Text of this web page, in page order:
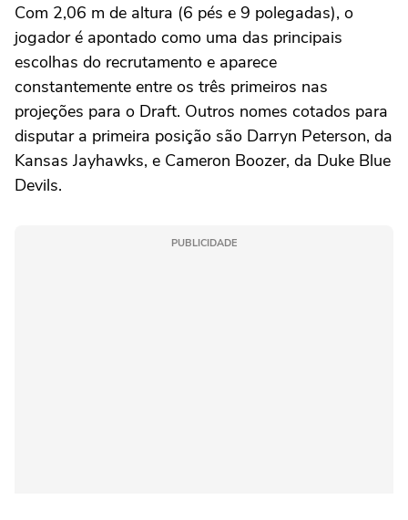
— Riley (@rileysbetter)May 14,
2026
Com 2,06 m de altura (6 pés e 9 polegadas), o
jogador é apontado como uma das principais
escolhas do recrutamento e aparece
constantemente entre os três primeiros nas
projeções para o Draft. Outros nomes cotados para
disputar a primeira posição são Darryn Peterson, da
Kansas Jayhawks, e Cameron Boozer, da Duke Blue
Devils.
PUBLICIDADE